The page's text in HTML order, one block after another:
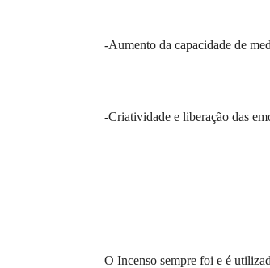
-Aumento da capacidade de
-Criatividade e liberação das
O Incenso sempre foi e é